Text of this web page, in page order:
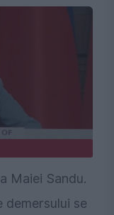
Maiei Sandu.
demersului se